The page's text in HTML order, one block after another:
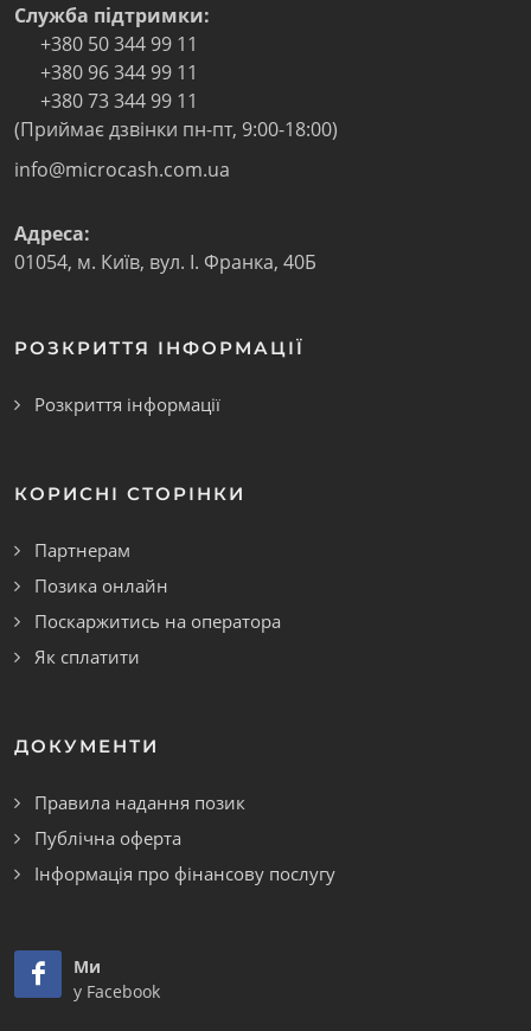
Служба підтримки:
+380 50 344 99 11
+380 96 344 99 11
+380 73 344 99 11
(Приймає дзвінки пн-пт, 9:00-18:00)
info@microcash.com.ua
Адреса:
01054, м. Київ, вул. І. Франка, 40Б
РОЗКРИТТЯ ІНФОРМАЦІЇ
Розкриття інформації
КОРИСНІ СТОРІНКИ
Партнерам
Позика онлайн
Поскаржитись на оператора
Як сплатити
ДОКУМЕНТИ
Правила надання позик
Публічна оферта
Інформація про фінансову послугу
Ми
у Facebook